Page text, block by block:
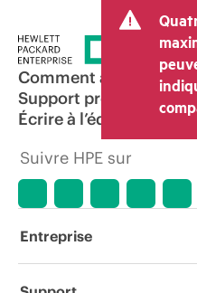
tels que la TVA
et les frais
transaction
peut varier par
revendeurs et au
Les prix indicatifs
offres
temps. HPE se
les prix à tout
l’arrêt d’un
période de
dans les publicités.
Comment acheter
Support produit
Écrire à l’équipe
Suivre HPE sur
Entreprise